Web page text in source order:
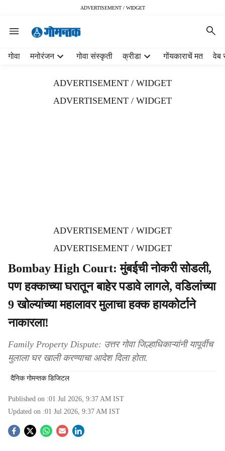
ADVERTISEMENT / WIDGET
गोवा मनोरंजन गोवा संस्कृती क्रीडा गोंयकाराचें मत वेब
ADVERTISEMENT / WIDGET
ADVERTISEMENT / WIDGET
ADVERTISEMENT / WIDGET
ADVERTISEMENT / WIDGET
Bombay High Court: मुंबईची नोकरी सोडली,
पण हक्काच्या घरातून बाहेर पडावे लागले, वडिलांच्या
9 खोल्यांच्या महालावर मुलाचा हक्क हायकोर्टाने
नाकारला!
Family Property Dispute: उत्तर गोवा जिल्हाधिकाऱ्यांनी यापूर्वीच
मुलाला घर खाली करण्याचा आदेश दिला होता.
दैनिक गोमन्तक डिजिटल
Published on :01 Jul 2026, 9:37 AM IST
Updated on :01 Jul 2026, 9:37 AM IST
S